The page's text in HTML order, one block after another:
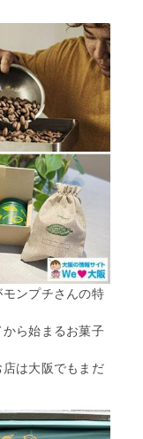
ンプチさんの特
ら始まるお菓子
は大阪でもまだ